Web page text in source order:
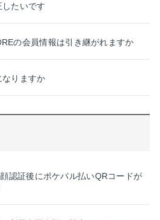
たいです
の会員情報は引き継がれますか
なりますか
認証後にポケパル払いQRコードが